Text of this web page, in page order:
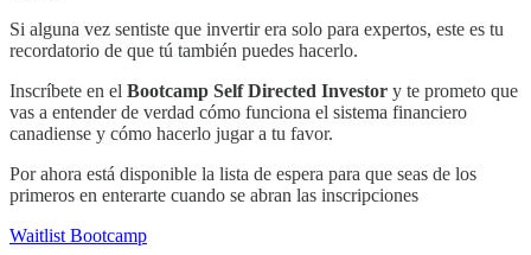
Si alguna vez sentiste que invertir era solo para expertos, este es tu
recordatorio de que tú también puedes hacerlo.
Inscríbete en el Bootcamp Self Directed Investor y te prometo que
vas a entender de verdad cómo funciona el sistema financiero
canadiense y cómo hacerlo jugar a tu favor.
Por ahora está disponible la lista de espera para que seas de los
primeros en enterarte cuando se abran las inscripciones
Waitlist Bootcamp